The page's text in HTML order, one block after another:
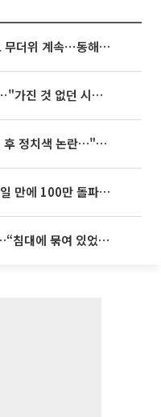
[내일 날씨] 폭염 한풀 꺾여도 무더위 계속⋯동해안 이틀 연속 비
임영웅, 어느덧 데뷔 10주년⋯"가진 것 없던 시절, 내 앞엔 20명의 팬뿐"
김희철, '뒤집힌 태극기' 지적 후 정치색 논란…"좌우 떠나 우리나라 국기"
놀란 감독 '오디세이', 개봉 4일 만에 100만 돌파⋯'왕사남' 보다 빠르다
천안 교회서 11세 아동 사망…“침대에 묶여 있었다” 진술 확보